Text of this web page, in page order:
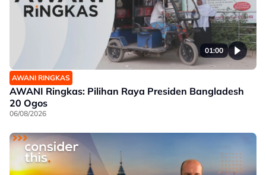
01:00
AWANI RINGKAS
AWANI Ringkas: Pilihan Raya Presiden Bangladesh
20 Ogos
06/08/2026